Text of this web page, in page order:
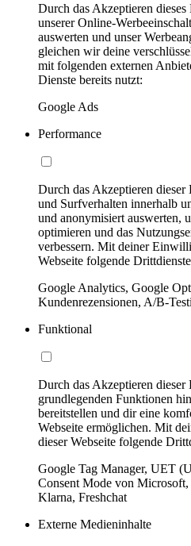
Durch das Akzeptieren
unserer Online-
auswerten und unser
gleichen wir deine
mit folgenden externen
Dienste bereits nutzt:
Google Ads
Performance
Durch das Akzeptieren
und Surfverhalten innerhalb
und anonymisiert auswerten,
optimieren und das
verbessern. Mit deiner
Webseite folgende
Google Analytics, Google
Kundenrezensionen, A/B-
Funktional
Durch das Akzeptieren
grundlegenden Funktionen
bereitstellen und dir eine
Webseite ermöglichen. Mit
dieser Webseite folgende
Google Tag Manager, UET
Consent Mode von
Klarna, Freshchat
Externe Medieninhalte